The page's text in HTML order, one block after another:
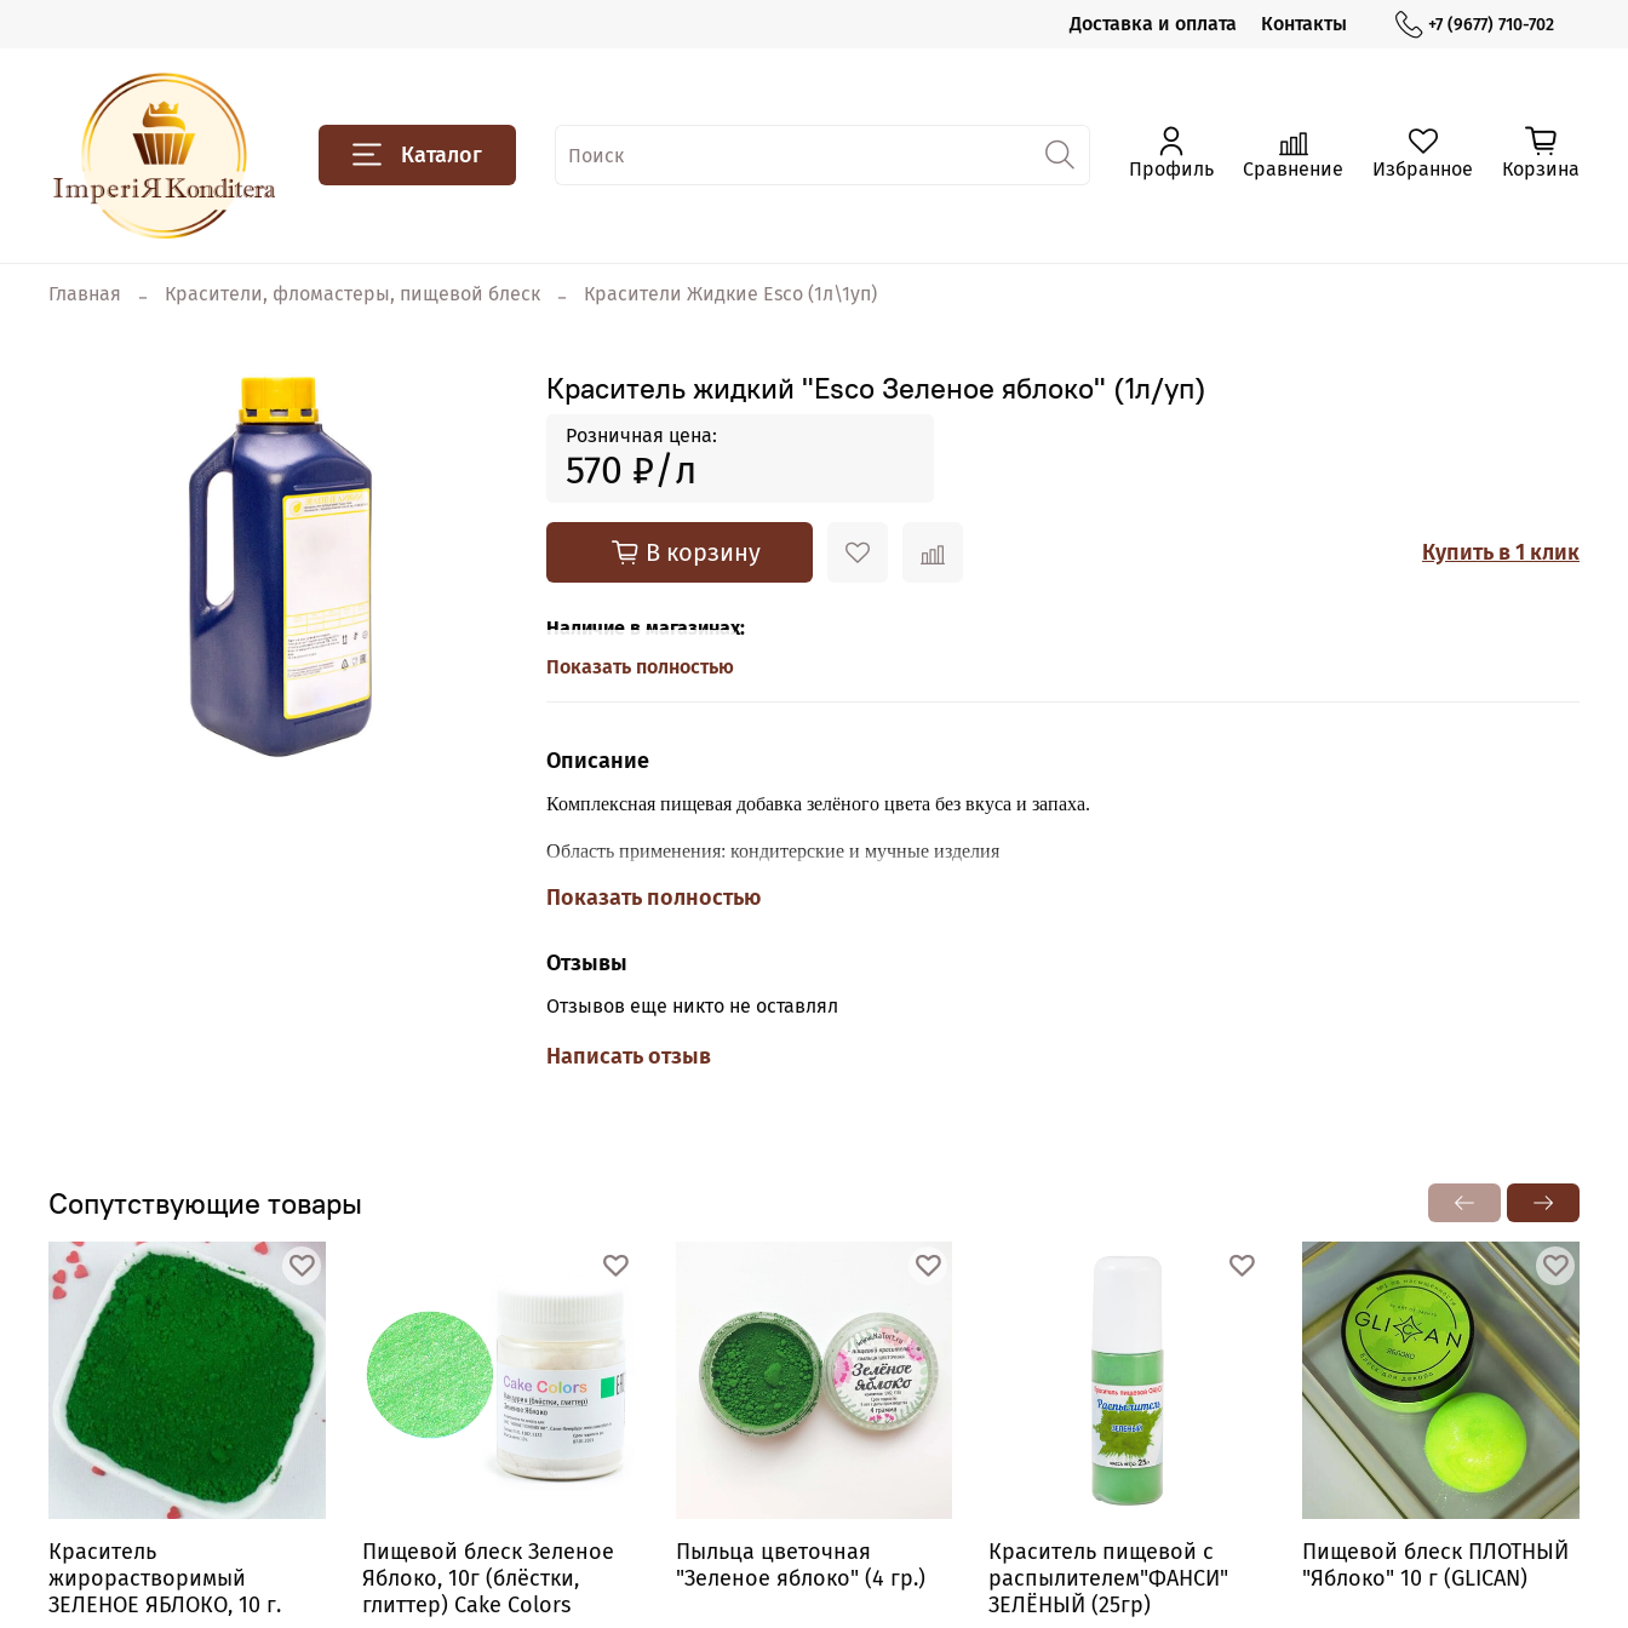
Доставка и оплата Контакты +7 (9677) 710-702
Каталог Профиль Сравнение Избранное Корзина
Главная Красители, фломастеры, пищевой блеск Красители Жидкие Esco (1л\1уп)
Краситель жидкий "Esco Зеленое яблоко" (1л/уп)
Розничная цена:
570 ₽
В корзину Купить в 1 клик
Наличие в магазинах:
Показать полностью
Описание
Комплексная пищевая добавка зелёного цвета без вкуса и запаха.
Область применения: кондитерские и мучные изделия
Показать полностью
Отзывы
Отзывов еще никто не оставлял
Написать отзыв
Сопутствующие товары
Краситель
жирорастворимый
ЗЕЛЕНОЕ ЯБЛОКО, 10 г.
Пищевой блеск Зеленое
Яблоко, 10г (блёстки,
глиттер) Cake Colors
Пыльца цветочная
"Зеленое яблоко" (4 гр.)
Краситель пищевой с
распылителем"ФАНСИ"
ЗЕЛЁНЫЙ (25гр)
Пищевой блеск ПЛОТНЫЙ
"Яблоко" 10 г (GLICAN)